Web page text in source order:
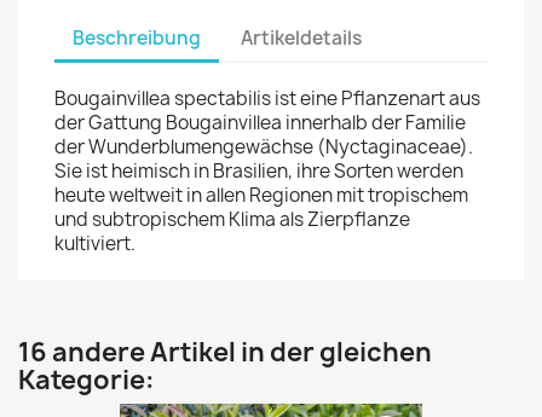
Beschreibung Artikeldetails
Bougainvillea spectabilis ist eine Pflanzenart aus
der Gattung Bougainvillea innerhalb der Familie
der Wunderblumengewächse (Nyctaginaceae).
Sie ist heimisch in Brasilien, ihre Sorten werden
heute weltweit in allen Regionen mit tropischem
und subtropischem Klima als Zierpflanze
kultiviert.
16 andere Artikel in der gleichen
Kategorie: